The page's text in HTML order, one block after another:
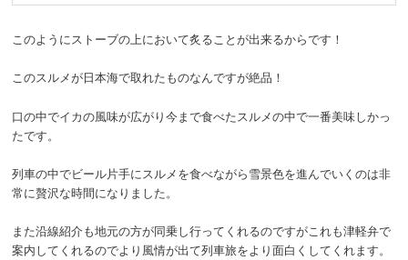
このようにストーブの上において炙ることが出来るからです！
このスルメが日本海で取れたものなんですが絶品！
口の中でイカの風味が広がり今まで食べたスルメの中で一番美味しかっ
たです。
列車の中でビール片手にスルメを食べながら雪景色を進んでいくのは非
常に贅沢な時間になりました。
また沿線紹介も地元の方が同乗し行ってくれるのですがこれも津軽弁で
案内してくれるのでより風情が出て列車旅をより面白くしてくれます。